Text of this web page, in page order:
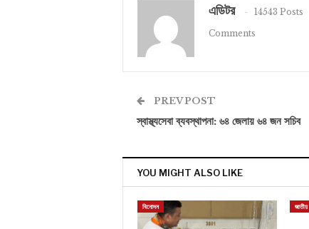
এডিটর 14543 Posts
Comments
PREV POST
স্বাস্থ্যসেবা ব্যবস্থাপনা: ৬৪ জেলায় ৬৪ জন সচিব
YOU MIGHT ALSO LIKE
বিনোদন জাতীয়